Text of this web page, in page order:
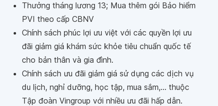
Thưởng tháng lương 13; Mua thêm gói Bảo hiểm
PVI theo cấp CBNV
Chính sách phúc lợi ưu việt với các quyền lợi ưu
đãi giảm giá khám sức khỏe tiêu chuẩn quốc tế
cho bản thân và gia đình.
Chính sách ưu đãi giảm giá sử dụng các dịch vụ
du lịch, nghỉ dưỡng, học tập, mua sắm,... thuộc
Tập đoàn Vingroup với nhiều ưu đãi hấp dẫn.